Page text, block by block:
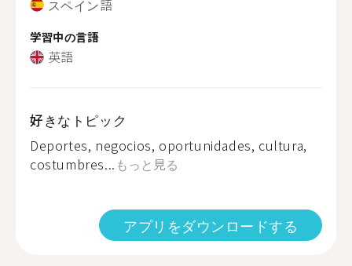
スペイン語
学習中の言語
英語
好きなトピック
Deportes, negocios, oportunidades, cultura,
costumbres... もっと見る
アプリをダウンロードする